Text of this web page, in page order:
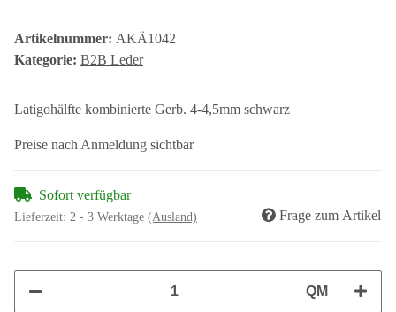
Artikelnummer: AKÄ1042
Kategorie: B2B Leder
Latigohälfte kombinierte Gerb. 4-4,5mm schwarz
Preise nach Anmeldung sichtbar
Sofort verfügbar
Lieferzeit: 2 - 3 Werktage (Ausland) Frage zum Artikel
QM